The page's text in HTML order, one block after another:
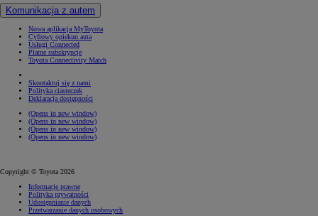
Komunikacja z autem
Nowa aplikacja MyToyota
Cyfrowy opiekun auta
Usługi Connected
Płatne subskrypcje
Toyota Connectivity Match
Skontaktuj się z nami
Polityka ciasteczek
Deklaracja dostępności
(Opens in new window)
(Opens in new window)
(Opens in new window)
(Opens in new window)
Copyright © Toyota 2026
Informacje prawne
Polityka prywatności
Udostępnianie danych
Przetwarzanie danych osobowych